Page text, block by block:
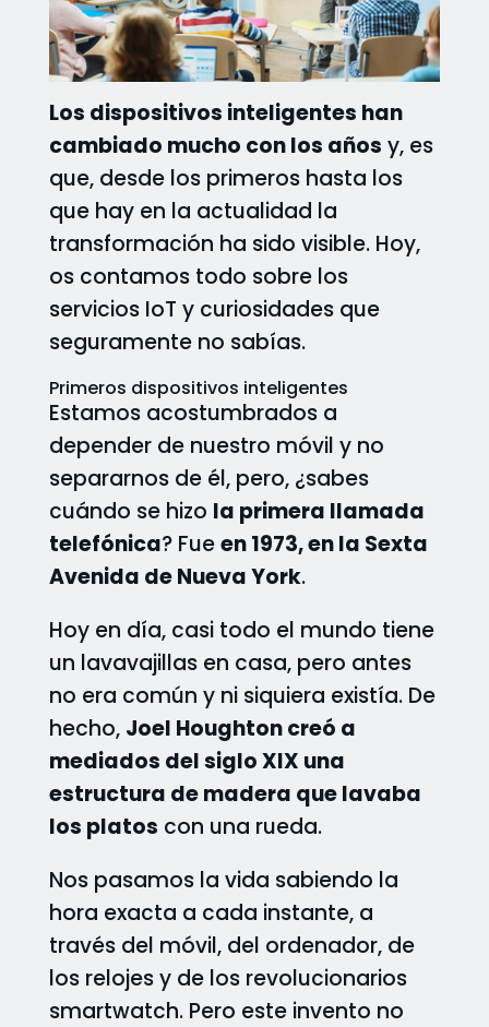
Los dispositivos inteligentes han
cambiado mucho con los años y, es
que, desde los primeros hasta los
que hay en la actualidad la
transformación ha sido visible. Hoy,
os contamos todo sobre los
servicios IoT y curiosidades que
seguramente no sabías.
Primeros dispositivos inteligentes
Estamos acostumbrados a
depender de nuestro móvil y no
separarnos de él, pero, ¿sabes
cuándo se hizo la primera llamada
telefónica? Fueen 1973, en la Sexta
Avenida de Nueva York.
Hoy en día, casi todo el mundo tiene
un lavavajillas en casa, pero antes
no era común y ni siquiera existía. De
hecho, Joel Houghton creó a
mediados del siglo XIX una
estructura de madera que lavaba
los platos con una rueda.
Nos pasamos la vida sabiendo la
hora exacta a cada instante, a
través del móvil, del ordenador, de
los relojes y de los revolucionarios
smartwatch. Pero este invento no